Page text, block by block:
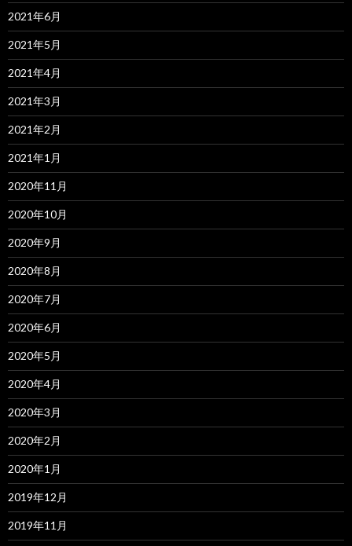
2021年6月
2021年5月
2021年4月
2021年3月
2021年2月
2021年1月
2020年11月
2020年10月
2020年9月
2020年8月
2020年7月
2020年6月
2020年5月
2020年4月
2020年3月
2020年2月
2020年1月
2019年12月
2019年11月